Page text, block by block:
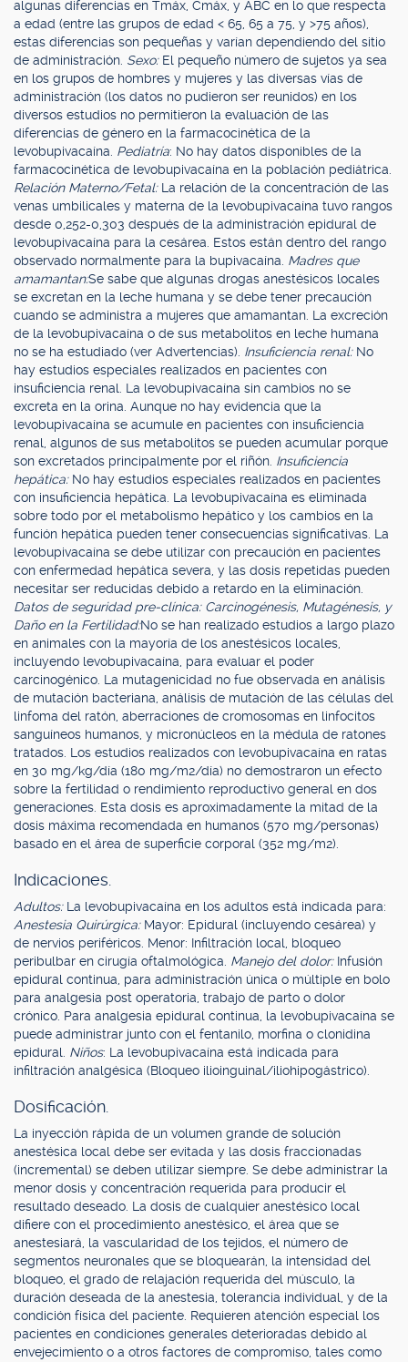
algunas diferencias en Tmáx, Cmáx, y ABC en lo que respecta
a edad (entre las grupos de edad < 65, 65 a 75, y >75 años),
estas diferencias son pequeñas y varían dependiendo del sitio
de administración. Sexo: El pequeño número de sujetos ya sea
en los grupos de hombres y mujeres y las diversas vías de
administración (los datos no pudieron ser reunidos) en los
diversos estudios no permitieron la evaluación de las
diferencias de género en la farmacocinética de la
levobupivacaína. Pediatría: No hay datos disponibles de la
farmacocinética de levobupivacaína en la población pediátrica.
Relación Materno/Fetal: La relación de la concentración de las
venas umbilicales y materna de la levobupivacaína tuvo rangos
desde 0,252-0,303 después de la administración epidural de
levobupivacaína para la cesárea. Estos están dentro del rango
observado normalmente para la bupivacaína. Madres que
amamantan:Se sabe que algunas drogas anestésicos locales
se excretan en la leche humana y se debe tener precaución
cuando se administra a mujeres que amamantan. La excreción
de la levobupivacaína o de sus metabolitos en leche humana
no se ha estudiado (ver Advertencias). Insuficiencia renal: No
hay estudios especiales realizados en pacientes con
insuficiencia renal. La levobupivacaína sin cambios no se
excreta en la orina. Aunque no hay evidencia que la
levobupivacaína se acumule en pacientes con insuficiencia
renal, algunos de sus metabolitos se pueden acumular porque
son excretados principalmente por el riñón. Insuficiencia
hepática: No hay estudios especiales realizados en pacientes
con insuficiencia hepática. La levobupivacaína es eliminada
sobre todo por el metabolismo hepático y los cambios en la
función hepática pueden tener consecuencias significativas. La
levobupivacaína se debe utilizar con precaución en pacientes
con enfermedad hepática severa, y las dosis repetidas pueden
necesitar ser reducidas debido a retardo en la eliminación.
Datos de seguridad pre-clínica: Carcinogénesis, Mutagénesis, y
Daño en la Fertilidad:No se han realizado estudios a largo plazo
en animales con la mayoría de los anestésicos locales,
incluyendo levobupivacaína, para evaluar el poder
carcinogénico. La mutagenicidad no fue observada en análisis
de mutación bacteriana, análisis de mutación de las células del
linfoma del ratón, aberraciones de cromosomas en linfocitos
sanguíneos humanos, y micronúcleos en la médula de ratones
tratados. Los estudios realizados con levobupivacaína en ratas
en 30 mg/kg/día (180 mg/m2/día) no demostraron un efecto
sobre la fertilidad o rendimiento reproductivo general en dos
generaciones. Esta dosis es aproximadamente la mitad de la
dosis máxima recomendada en humanos (570 mg/personas)
basado en el área de superficie corporal (352 mg/m2).
Indicaciones.
Adultos: La levobupivacaína en los adultos está indicada para:
Anestesia Quirúrgica: Mayor: Epidural (incluyendo cesárea) y
de nervios periféricos. Menor: Infiltración local, bloqueo
peribulbar en cirugía oftalmológica. Manejo del dolor: Infusión
epidural continua, para administración única o múltiple en bolo
para analgesia post operatoria, trabajo de parto o dolor
crónico. Para analgesia epidural continua, la levobupivacaína se
puede administrar junto con el fentanilo, morfina o clonidina
epidural. Niños: La levobupivacaína está indicada para
infiltración analgésica (Bloqueo ilioinguinal/iliohipogástrico).
Dosificación.
La inyección rápida de un volumen grande de solución
anestésica local debe ser evitada y las dosis fraccionadas
(incremental) se deben utilizar siempre. Se debe administrar la
menor dosis y concentración requerida para producir el
resultado deseado. La dosis de cualquier anestésico local
difiere con el procedimiento anestésico, el área que se
anestesiará, la vascularidad de los tejidos, el número de
segmentos neuronales que se bloquearán, la intensidad del
bloqueo, el grado de relajación requerida del músculo, la
duración deseada de la anestesia, tolerancia individual, y de la
condición física del paciente. Requieren atención especial los
pacientes en condiciones generales deterioradas debido al
envejecimiento o a otros factores de compromiso, tales como